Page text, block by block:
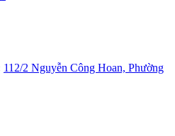
112/2 Nguyễn Công Hoan, Phường